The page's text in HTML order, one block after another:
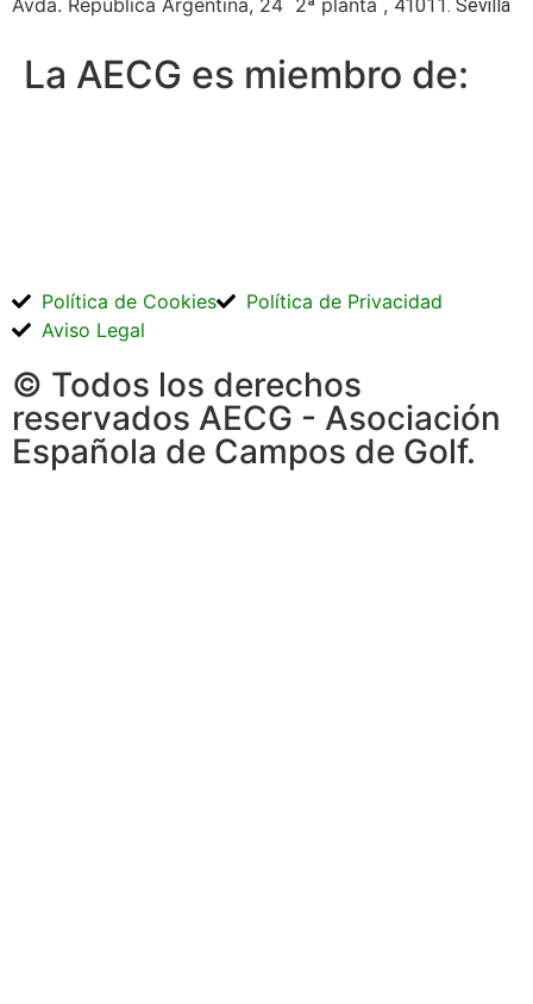
41011. Sevilla
La AECG es miembro de:
© Todos los derechos
reservados AECG - Asociación
Española de Campos de Golf.
Política de Cookies
Política de Privacidad
Aviso Legal